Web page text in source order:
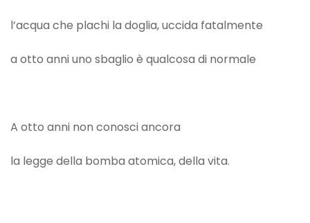
l’acqua che plachi la doglia, uccida fatalmente
a otto anni uno sbaglio è qualcosa di normale
A otto anni non conosci ancora
la legge della bomba atomica, della vita.